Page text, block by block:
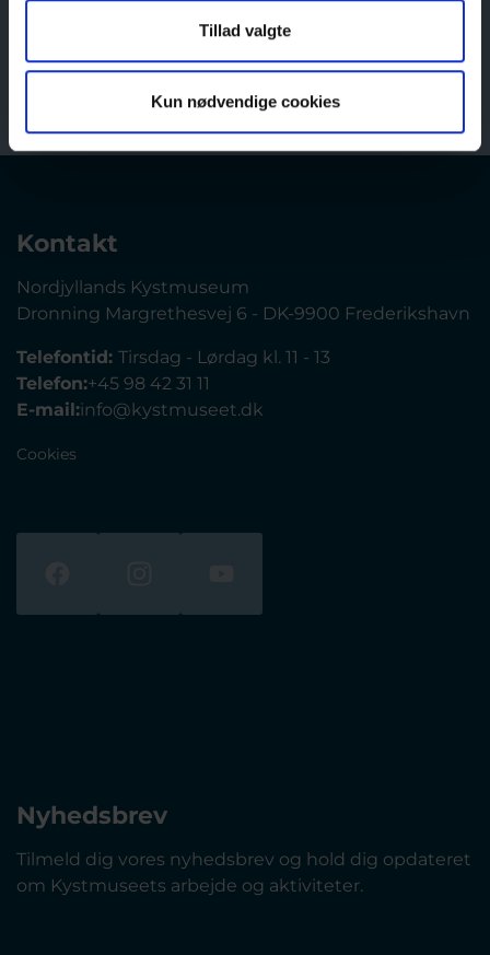
Tillad valgte
Kun nødvendige cookies
Kontakt
Nordjyllands Kystmuseum
Dronning Margrethesvej 6 - DK-9900 Frederikshavn
Telefontid: Tirsdag - Lørdag kl. 11 - 13
Telefon:+45 98 42 31 11
E-mail:info@kystmuseet.dk
Cookies
Nyhedsbrev
Tilmeld dig vores nyhedsbrev og hold dig opdateret
om Kystmuseets arbejde og aktiviteter.